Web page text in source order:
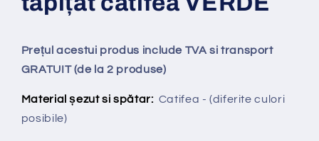
Prețul acestui produs include TVA si transport
GRATUIT (de la 2 produse)
Material șezut si spătar: Catifea - (diferite culori
posibile)